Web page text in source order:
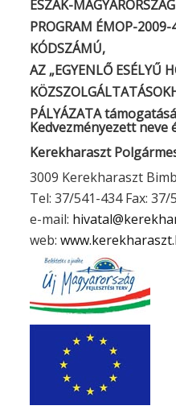
ÉSZAK-
PROGRAM ÉMOP-
KÓDSZÁMÚ,
AZ „EGYENLŐ ESÉLYŰ
PÁLYÁZATA
Kedvezményezett neve
Kerekharaszt
3009 Kerekharaszt
Tel: 37/541-434 Fax: 37/
e-mail:
web: